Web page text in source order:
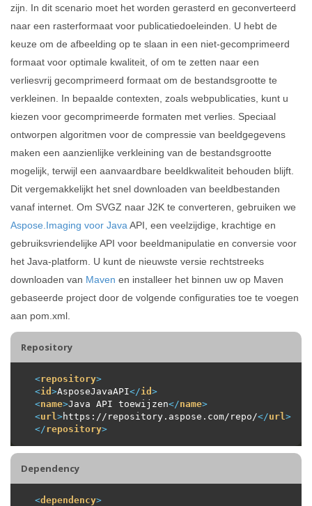
zijn. In dit scenario moet het worden gerasterd en geconverteerd
naar een rasterformaat voor publicatiedoeleinden. U hebt de
keuze om de afbeelding op te slaan in een niet-gecomprimeerd
formaat voor optimale kwaliteit, of om te zetten naar een
verliesvrij gecomprimeerd formaat om de bestandsgrootte te
verkleinen. In bepaalde contexten, zoals webpublicaties, kunt u
kiezen voor gecomprimeerde formaten met verlies. Speciaal
ontworpen algoritmen voor de compressie van beeldgegevens
maken een aanzienlijke verkleining van de bestandsgrootte
mogelijk, terwijl een aanvaardbare beeldkwaliteit behouden blijft.
Dit vergemakkelijkt het snel downloaden van beeldbestanden
vanaf internet. Om SVGZ naar J2K te converteren, gebruiken we
Aspose.Imaging voor Java API, een veelzijdige, krachtige en
gebruiksvriendelijke API voor beeldmanipulatie en conversie voor
het Java-platform. U kunt de nieuwste versie rechtstreeks
downloaden van Maven en installeer het binnen uw op Maven
gebaseerde project door de volgende configuraties toe te voegen
aan pom.xml.
Repository
<repository>
<id >AsposeJavaAPI</id >
<name>Java API toewijzen</name>
<url >https://repository.aspose.com/repo/</url >
</repository>
Dependency
<dependency>